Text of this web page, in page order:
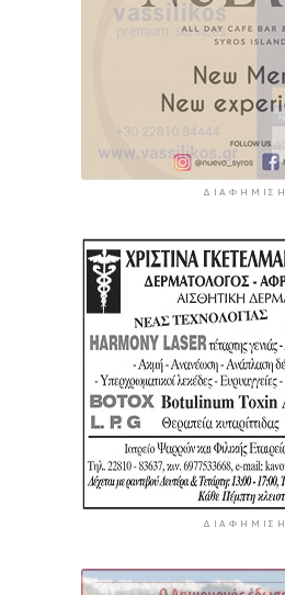
ΔΙΑΦΉΜΙΣΗ
ΔΙΑΦΉΜΙΣΗ